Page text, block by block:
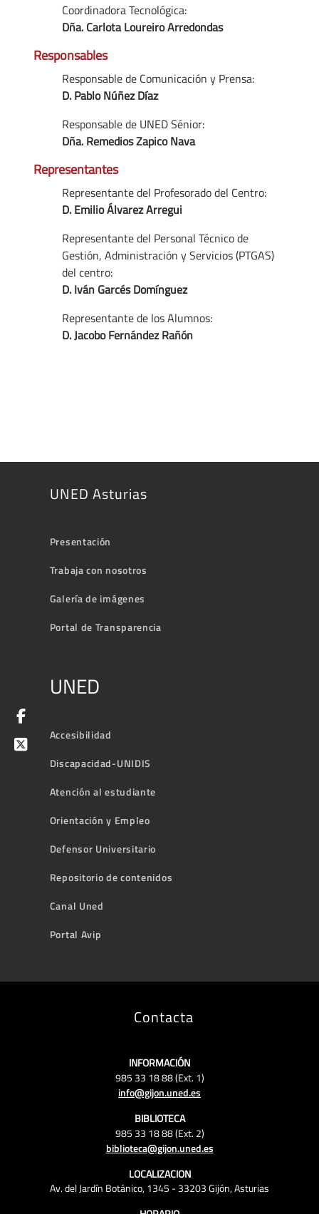
Coordinadora Tecnológica:
Dña. Carlota Loureiro Arredondas
Responsables
Responsable de Comunicación y Prensa:
D. Pablo Núñez Díaz
Responsable de UNED Sénior:
Dña. Remedios Zapico Nava
Representantes
Representante del Profesorado del Centro:
D. Emilio Álvarez Arregui
Representante del Personal Técnico de
Gestión, Administración y Servicios (PTGAS)
del centro:
D. Iván Garcés Domínguez
Representante de los Alumnos:
D. Jacobo Fernández Rañón
UNED Asturias
Presentación
Trabaja con nosotros
Galería de imágenes
Portal de Transparencia
UNED
Accesibilidad
Discapacidad-UNIDIS
Atención al estudiante
Orientación y Empleo
Defensor Universitario
Repositorio de contenidos
Canal Uned
Portal Avip
Contacta
INFORMACIÓN
985 33 18 88 (Ext. 1)
info@gijon.uned.es
BIBLIOTECA
985 33 18 88 (Ext. 2)
biblioteca@gijon.uned.es
LOCALIZACION
Av. del Jardín Botánico, 1345 - 33203 Gijón, Asturias